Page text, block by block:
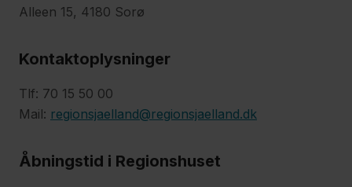
Alleen 15, 4180 Sorø
Kontaktoplysninger
Tlf: 70 15 50 00
Mail: regionsjaelland@regionsjaelland.dk
Åbningstid i Regionshuset